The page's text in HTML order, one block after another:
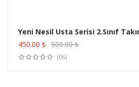
Yeni Nesil Usta Serisi 2.Sınıf
450.00 ₺ 500.00₺
(0s)